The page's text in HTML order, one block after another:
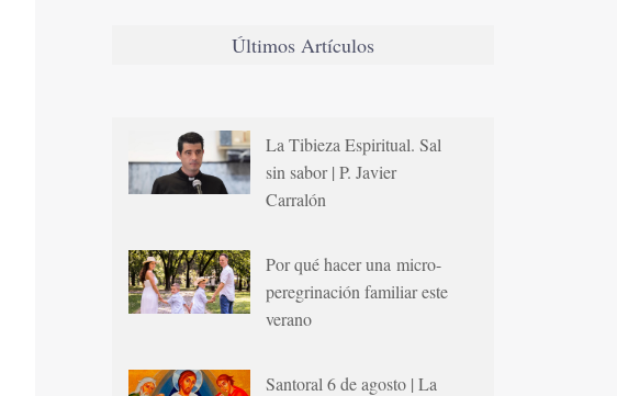
Últimos Artículos
La Tibieza Espiritual. Sal
sin sabor | P. Javier
Carralón
Por qué hacer una micro-
peregrinación familiar este
verano
Santoral 6 de agosto | La